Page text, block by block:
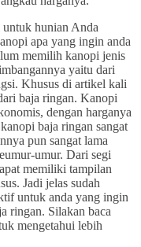
untuk hunian Anda
apa yang ingin anda
memilih kanopi jenis
yaitu dari
Khusus di artikel kali
baja ringan. Kanopi
dengan harganya
baja ringan sangat
pun sangat lama
umur. Dari segi
memiliki tampilan
Jadi jelas sudah
untuk anda yang ingin
ringan. Silakan baca
mengetahui lebih